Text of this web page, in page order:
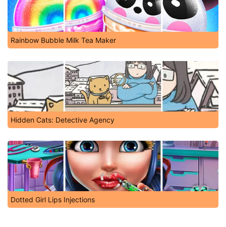
Rainbow Bubble Milk Tea Maker
Hidden Cats: Detective Agency
Dotted Girl Lips Injections